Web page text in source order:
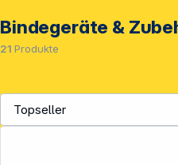
Bindegeräte &
21 Produkte